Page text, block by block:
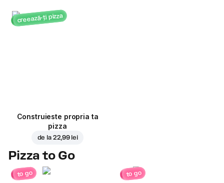
creează-ți pizza
Construieste propria ta
pizza
de la 22,99 lei
Pizza to Go
to go to go